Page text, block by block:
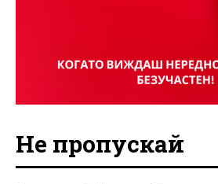
Не пропускай